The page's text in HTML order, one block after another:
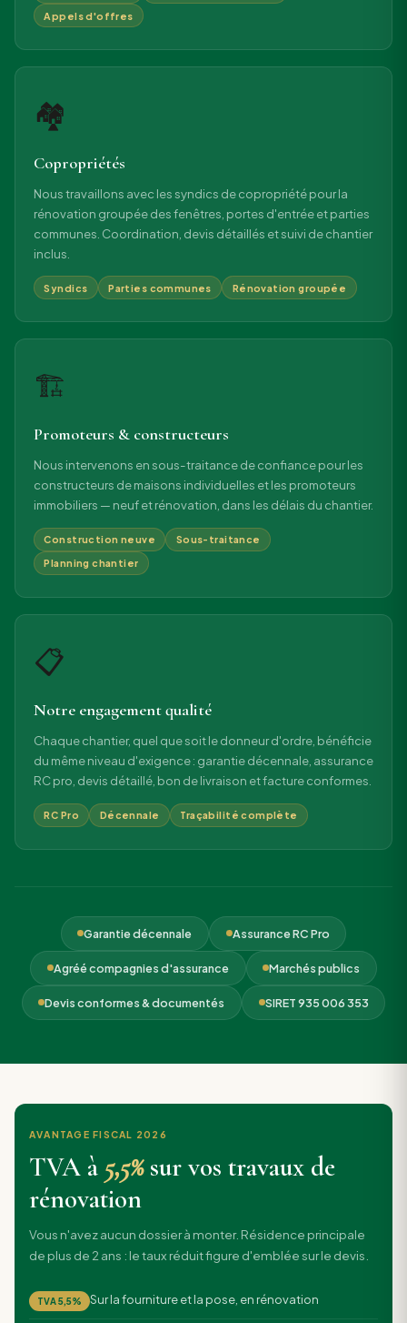
Appels d'offres
🏘
Copropriétés
Nous travaillons avec les syndics de copropriété pour la
rénovation groupée des fenêtres, portes d'entrée et parties
communes. Coordination, devis détaillés et suivi de chantier
inclus.
Syndics Parties communes Rénovation groupée
🏗
Promoteurs & constructeurs
Nous intervenons en sous-traitance de confiance pour les
constructeurs de maisons individuelles et les promoteurs
immobiliers — neuf et rénovation, dans les délais du chantier.
Construction neuve Sous-traitance
Planning chantier
📋
Notre engagement qualité
Chaque chantier, quel que soit le donneur d'ordre, bénéficie
du même niveau d'exigence : garantie décennale, assurance
RC pro, devis détaillé, bon de livraison et facture conformes.
RC Pro Décennale Traçabilité complète
Garantie décennale Assurance RC Pro
Agréé compagnies d'assurance Marchés publics
Devis conformes & documentés SIRET 935 006 353
AVANTAGE FISCAL 2026
TVA à 5,5%sur vos travaux de
rénovation
Vous n'avez aucun dossier à monter. Résidence principale
de plus de 2 ans : le taux réduit figure d'emblée sur le devis.
TVA 5,5% Sur la fourniture et la pose, en rénovation